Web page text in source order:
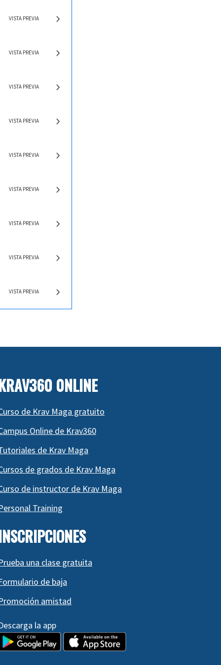
VISTA PREVIA
VISTA PREVIA
VISTA PREVIA
VISTA PREVIA
VISTA PREVIA
VISTA PREVIA
VISTA PREVIA
VISTA PREVIA
VISTA PREVIA
0NLINE
de Krav Maga gratuito
Online de Krav360
de Krav Maga
de grados de Krav Maga
de instructor de Krav Maga
Training
una clase gratuita
de baja
amistad
la app